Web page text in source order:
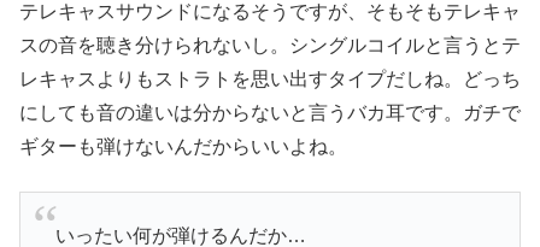
テレキャスサウンドになるそうですが、そもそもテレキャ
スの音を聴き分けられないし。シングルコイルと言うとテ
レキャスよりもストラトを思い出すタイプだしね。どっち
にしても音の違いは分からないと言うバカ耳です。ガチで
ギターも弾けないんだからいいよね。
いったい何が弾けるんだか…